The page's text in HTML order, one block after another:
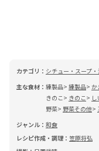
カテゴリ： シチュー・スープ
主な食材： 練製品 練製品
か
きのこ
きのこ
野菜
野菜その他
ジャンル： 和食
レシピ作成・調理： 笠原将弘